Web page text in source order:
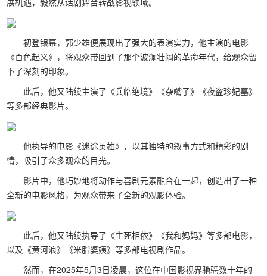
初登银幕，郭少雄便展现出了强大的表演实力，他主演的电影
《百色起义》，将观众带回到了那个波澜壮阔的革命年代，给观众留
下了深刻的印象。
此后，他又陆续主演了《兵临绝境》《杂嘴子》《夜盗珍妃墓》
等多部经典影片。
他执导的电影《迷途英雄》，以其独特的叙事方式和精彩的剧
情，吸引了众多观众的目光。
影片中，他巧妙地将动作与喜剧元素融合在一起，创造出了一种
全新的电影风格，为观众带来了全新的观影体验。
此后，他又陆续执导了《生死相依》《我和妈妈》等多部电影，
以及《黄河浪》《米脂婆姨》等多部电视剧作品。
然而，在2025年5月3日凌晨，这位在中国影视界驰骋数十年的